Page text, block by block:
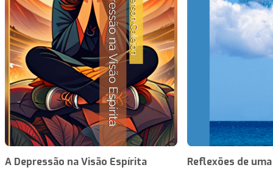
A Depressão na Visão Espírita Reflexões de